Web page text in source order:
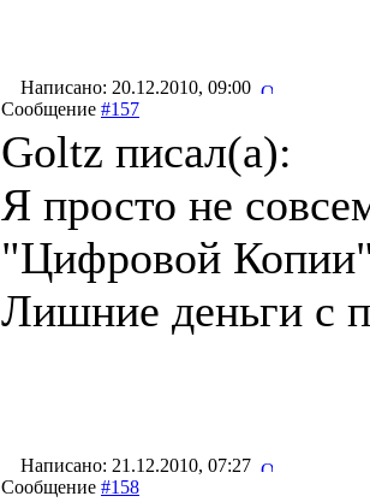
Написано: 20.12.2010, 09:00
Сообщение #157
Goltz писал(a):
Я просто не
"Цифровой
Лишние деньги с
Написано: 21.12.2010, 07:27
Сообщение #158